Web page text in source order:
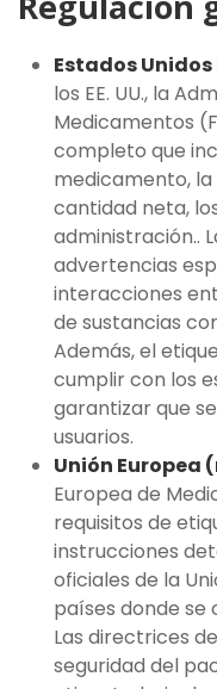
Estados
los EE. UU., la
Medicamentos
completo que
medicamento,
cantidad neta,
administración..
advertencias
interacciones
de sustancias
Además, el
cumplir con los
garantizar que
usuarios.
Unión Europea
Europea de
requisitos de
instrucciones
oficiales de la
países donde se
Las directrices
seguridad del